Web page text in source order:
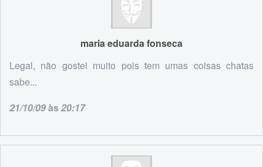
maria eduarda fonseca
Legal, não gostei muito pois tem umas coisas chatas
sabe...
21/10/09às20:17